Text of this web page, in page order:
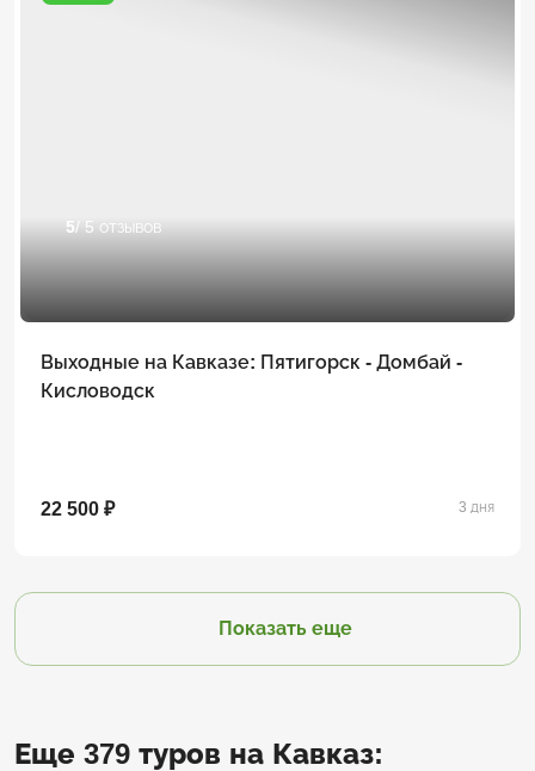
5/ 5 отзывов
Выходные на Кавказе: Пятигорск - Домбай -
Кисловодск
22 500 ₽ 3 дня
Показать еще
Еще 379 туров на Кавказ: